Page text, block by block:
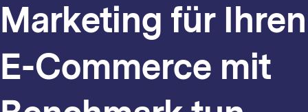
Marketing für Ihren
E-Commerce mit